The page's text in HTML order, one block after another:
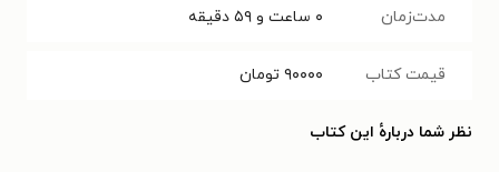
مدت‌زمان ۰ ساعت و ۵۹ دقیقه
قیمت کتاب ۹۰۰۰۰ تومان
نظر شما دربارهٔ این کتاب